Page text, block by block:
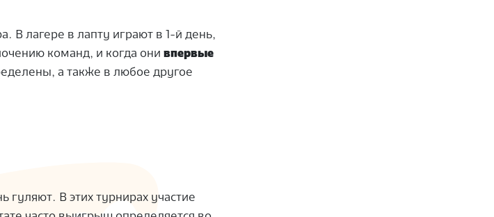
В лагере в лапту играют в 1-й день,
команд, и когда они впервые
а также в любое другое
гуляют. В этих турнирах участие